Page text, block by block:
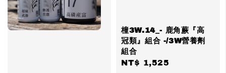
橦3W.14_- 鹿角蕨『高
冠類』組合 -/3W營養劑
組合
Regular
NT$ 1,525